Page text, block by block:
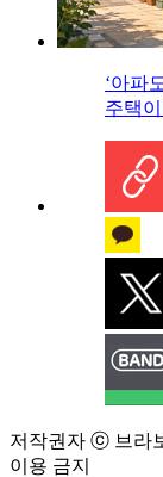
‘아파
주택
저작권자 ⓒ 브라
이용 금지